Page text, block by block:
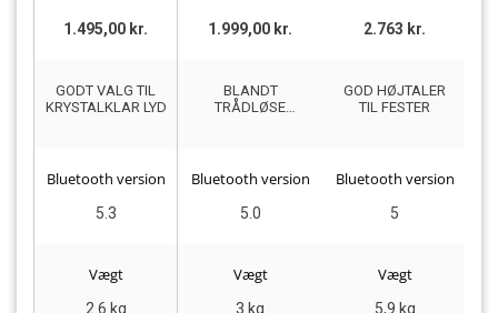
1.495,00 kr. 1.999,00 kr. 2.763 kr.
GODT VALG TIL
KRYSTALKLAR LYD
BLANDT
TRÅDLØSE
GOD HØJTALER
TIL FESTER
Bluetooth version
5.3
Bluetooth version
5.0
Bluetooth version
5
Vægt
2.6 kg
Vægt
3 kg
Vægt
5,9 kg